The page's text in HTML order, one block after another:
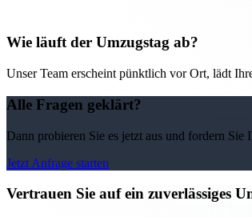
Wie läuft der Umzugstag ab?
Unser Team erscheint pünktlich vor Ort, lädt
Alle Fragen geklärt?
Dann probieren Sie es jetzt aus und fordern
Jetzt Anfrage starten
Vertrauen Sie auf ein zuverlässiges